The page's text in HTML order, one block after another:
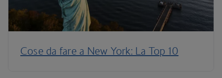
Cose da fare a New York: La Top 10